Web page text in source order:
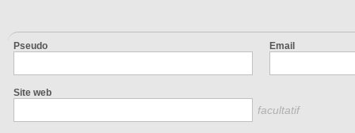
Pseudo Email
Site web
facultatif